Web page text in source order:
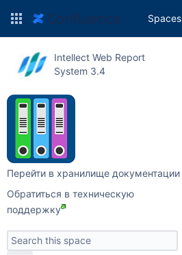
Spaces
Intellect Web Report
System 3.4
Перейти в хранилище документации
Обратиться в техническую
поддержку